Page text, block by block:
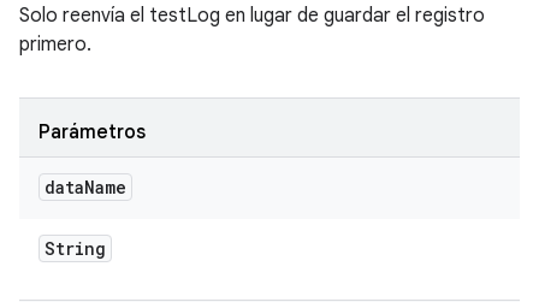
Solo reenvía el testLog en lugar de guardar el registro
primero.
Parámetros
dataName
String